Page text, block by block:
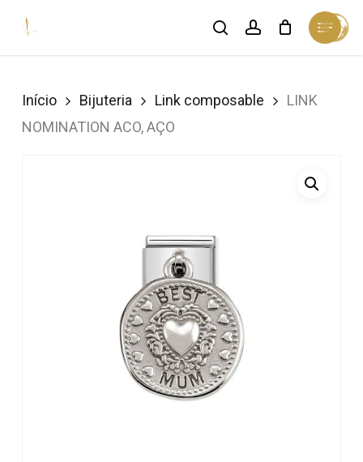
searchaccount
Menu
Close
Cart
Início Bijuteria Link composable
LINK
NOMINATION ACO, AÇO